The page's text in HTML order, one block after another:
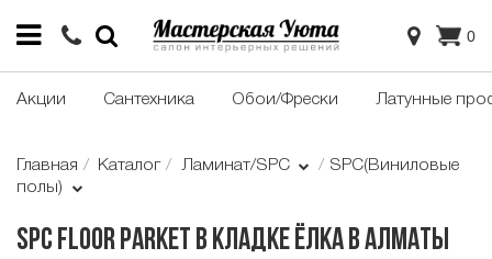
0
Акции Сантехника Обои/Фрески Латунные
Главная Каталог Ламинат/SPC
SPC(Виниловые
полы)
SPC Floor Parket в кладке ёлка в Алматы